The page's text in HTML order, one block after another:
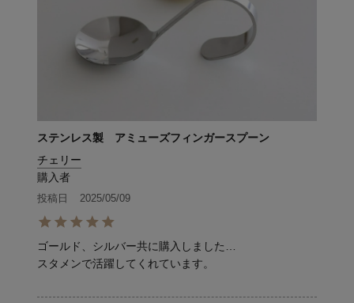
ステンレス製 アミューズフィンガースプーン
チェリー
購入者
投稿日 2025/05/09
ゴールド、シルバー共に購入しました…
スタメンで活躍してくれています。